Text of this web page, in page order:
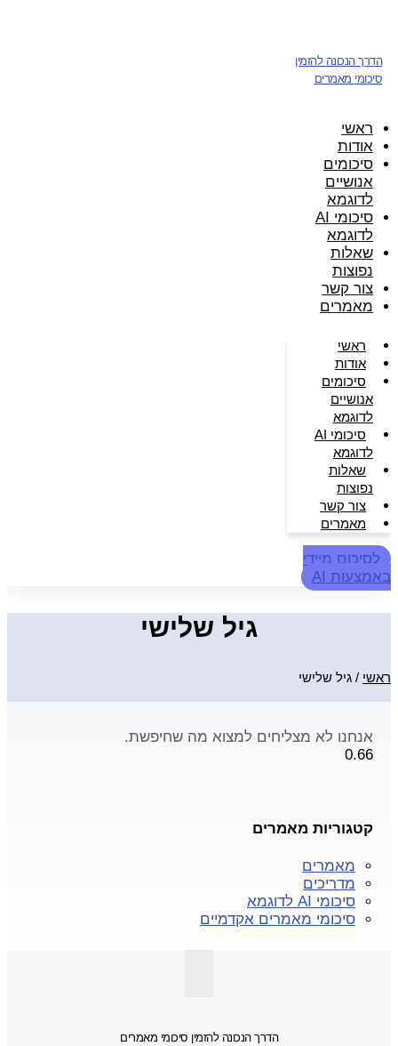
הדרך הנכונה להזמין
סיכומי מאמרים
ראשי
אודות
סיכומים
אנושיים
לדוגמא
סיכומי AI
לדוגמא
שאלות
נפוצות
צור קשר
מאמרים
ראשי
אודות
סיכומים
אנושיים
לדוגמא
סיכומי AI
לדוגמא
שאלות
נפוצות
צור קשר
מאמרים
לסיכום מיידי
באמצעות AI
גיל שלישי
ראשי / גיל שלישי
אנחנו לא מצליחים למצוא מה שחיפשת.
קטגוריות מאמרים
מאמרים
מדריכים
סיכומי AI לדוגמא
סיכומי מאמרים אקדמיים
הדרך הנכונה להזמין סיכומי מאמרים